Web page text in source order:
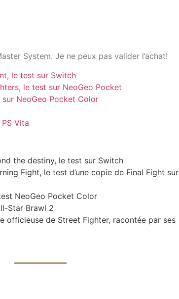
System. Je ne peux pas valider l’achat!
le test sur Switch
le test sur NeoGeo Pocket
NeoGeo Pocket Color
Vita
the destiny, le test sur Switch
Fight, le test d’une copie de Final Fight sur
NeoGeo Pocket Color
Star Brawl 2
officieuse de Street Fighter, racontée par ses